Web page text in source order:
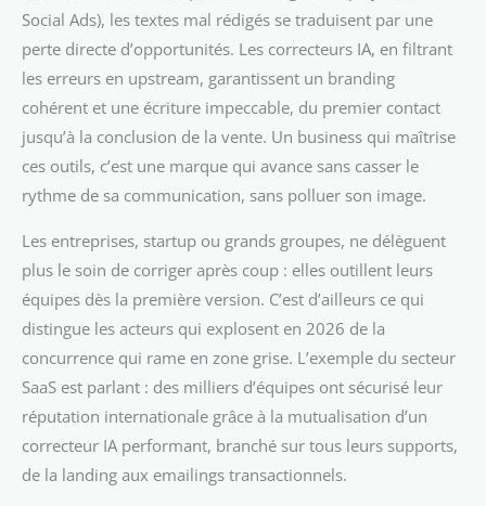
Social Ads), les textes mal rédigés se traduisent par une
perte directe d’opportunités. Les correcteurs IA, en filtrant
les erreurs en upstream, garantissent un branding
cohérent et une écriture impeccable, du premier contact
jusqu’à la conclusion de la vente. Un business qui maîtrise
ces outils, c’est une marque qui avance sans casser le
rythme de sa communication, sans polluer son image.
Les entreprises, startup ou grands groupes, ne délèguent
plus le soin de corriger après coup : elles outillent leurs
équipes dès la première version. C’est d’ailleurs ce qui
distingue les acteurs qui explosent en 2026 de la
concurrence qui rame en zone grise. L’exemple du secteur
SaaS est parlant : des milliers d’équipes ont sécurisé leur
réputation internationale grâce à la mutualisation d’un
correcteur IA performant, branché sur tous leurs supports,
de la landing aux emailings transactionnels.